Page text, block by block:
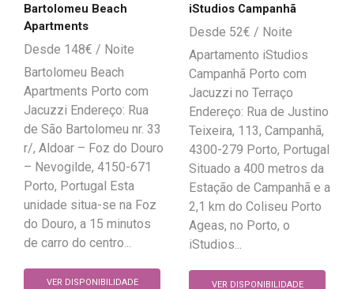
Bartolomeu Beach
Apartments
148€
Bartolomeu Beach
Apartments Porto com
Jacuzzi Endereço: Rua
de São Bartolomeu nr. 33
r/, Aldoar – Foz do Douro
– Nevogilde, 4150-671
Porto, Portugal Esta
unidade situa-se na Foz
do Douro, a 15 minutos
de carro do centro...
VER DISPONIBILIDADE
iStudios Campanhã
52€
Apartamento iStudios
Campanhã Porto com
Jacuzzi no Terraço
Endereço: Rua de Justino
Teixeira, 113, Campanhã,
4300-279 Porto, Portugal
Situado a 400 metros da
Estação de Campanhã e a
2,1 km do Coliseu Porto
Ageas, no Porto, o
iStudios...
VER DISPONIBILIDADE